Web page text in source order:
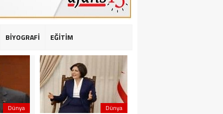
2 yaralı
BİYOGRAFİ EĞİTİM
Dünya Dünya